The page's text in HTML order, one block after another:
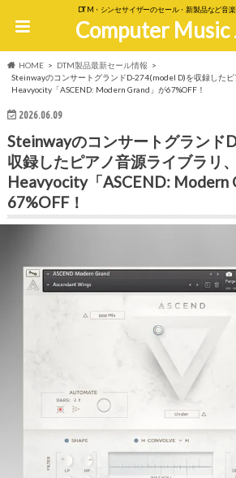
DTM・シンセサイザーのセール・新製品など音
Computer Music
HOME
DTM製品最新セール情報
SteinwayのコンサートグランドD-274(model D)を収録したピ
Heavyocity「ASCEND: Modern Grand」が67%OFF！
2026.06.09
Steinwayのコンサートグランド
収録したピアノ音源ライブラリ、
Heavyocity「ASCEND: Modern
67%OFF！